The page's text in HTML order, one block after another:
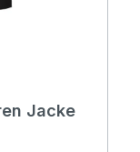
5 Sternen
Jacke